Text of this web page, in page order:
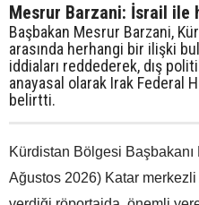
Mesrur Barzani: İsrail
Başbakan Mesrur Barzani,
arasında herhangi bir ilişki
iddiaları reddederek, dış
anayasal olarak Irak Federal
belirtti.
Kürdistan Bölgesi
Ağustos 2026) Katar